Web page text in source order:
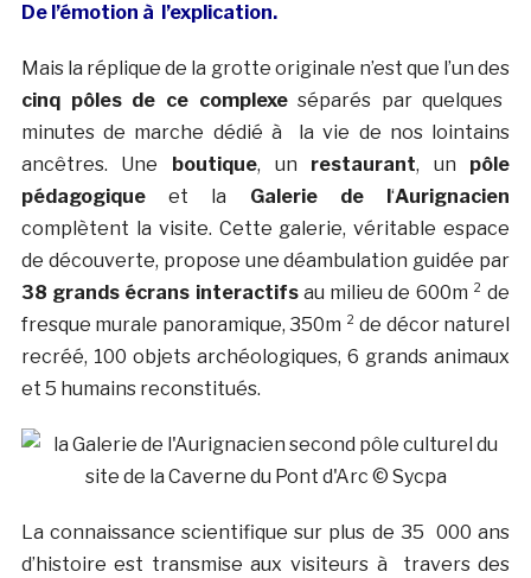
De l’émotion à l’explication.
Mais la réplique de la grotte originale n’est que l’un des
cinq pôles de ce complexeséparés par quelques
minutes de marche dédié à la vie de nos lointains
ancêtres. Une
boutique, un restaurant, un pôle
pédagogiqueet la Galerie de l‘Aurignacien
complètent la visite. Cette galerie, véritable espace
de découverte, propose une déambulation guidée par
38 grands écrans interactifsau milieu de 600m ² de
fresque murale panoramique, 350m ² de décor naturel
recréé, 100 objets archéologiques, 6 grands animaux
et 5 humains reconstitués.
La connaissance scientifique sur plus de 35 000 ans
d’histoire est transmise aux visiteurs à travers des